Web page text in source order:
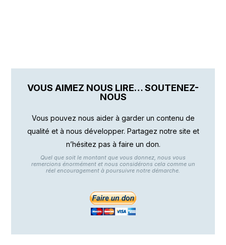
VOUS AIMEZ NOUS LIRE… SOUTENEZ-
NOUS
Vous pouvez nous aider à garder un contenu de
qualité et à nous développer. Partagez notre site et
n’hésitez pas à faire un don.
Quel que soit le montant que vous donnez, nous vous
remercions énormément et nous considérons cela comme un
réel encouragement à poursuivre notre démarche.